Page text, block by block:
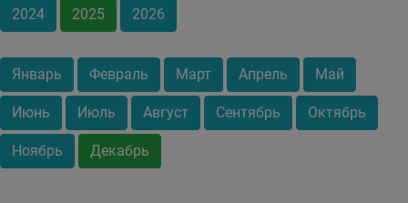
2024 2025 2026
Январь Февраль Март Апрель Май
Июнь Июль Август Сентябрь Октябрь
Ноябрь Декабрь